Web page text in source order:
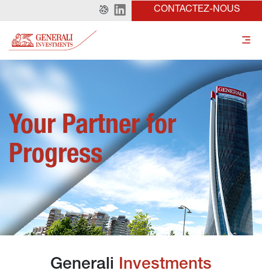
CONTACTEZ-NOUS
Your Partner for
Progress
Generali Investments